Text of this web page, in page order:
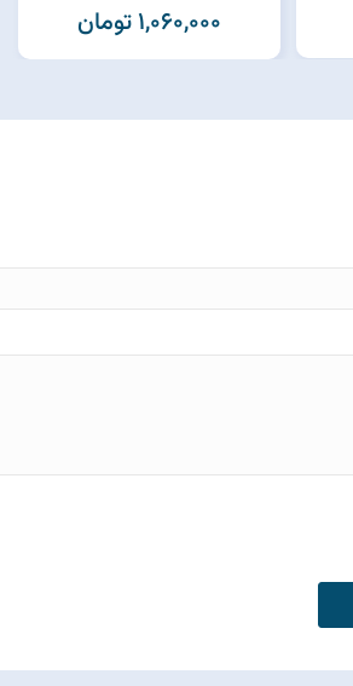
1,060,000 تومان